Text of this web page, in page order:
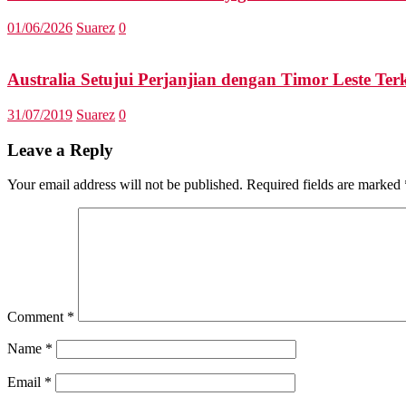
01/06/2026 Suarez 0
Australia Setujui Perjanjian dengan Timor Leste
31/07/2019 Suarez 0
Leave a Reply
Your email address will not be published. Required fields are marked
Comment *
Name *
Email *